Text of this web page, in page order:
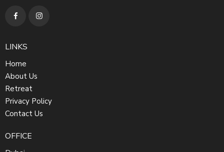
LINKS
Home
About Us
Retreat
Privacy Policy
Contact Us
OFFICE